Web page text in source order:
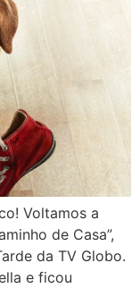
Voltamos a
de Casa”,
da TV Globo.
e ficou